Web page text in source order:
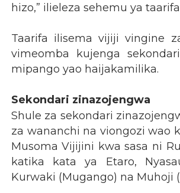
hizo,” ilieleza sehemu ya
Taarifa ilisema vijiji vingine
vimeomba kujenga
mipango yao haijakamilika.
Sekondari zinazojengwa
Shule za sekondari
za wananchi na viongozi wao
Musoma Vijijini kwa sasa ni
katika kata ya Etaro,
Kurwaki (Mugango) na Muhoji